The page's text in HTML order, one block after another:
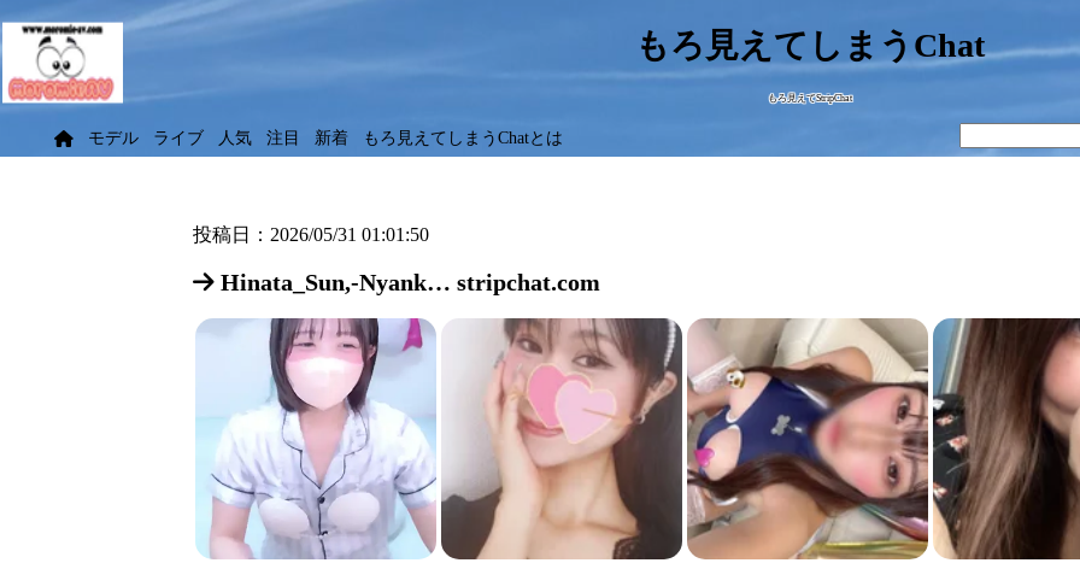
もろ見えてしまうChat
もろ見えてStripChat
モデル ライブ 人気 注目 新着 もろ見えてしまうChatとは
投稿日：2026/05/31 01:01:50
Hinata_Sun,-Nyank… stripchat.com